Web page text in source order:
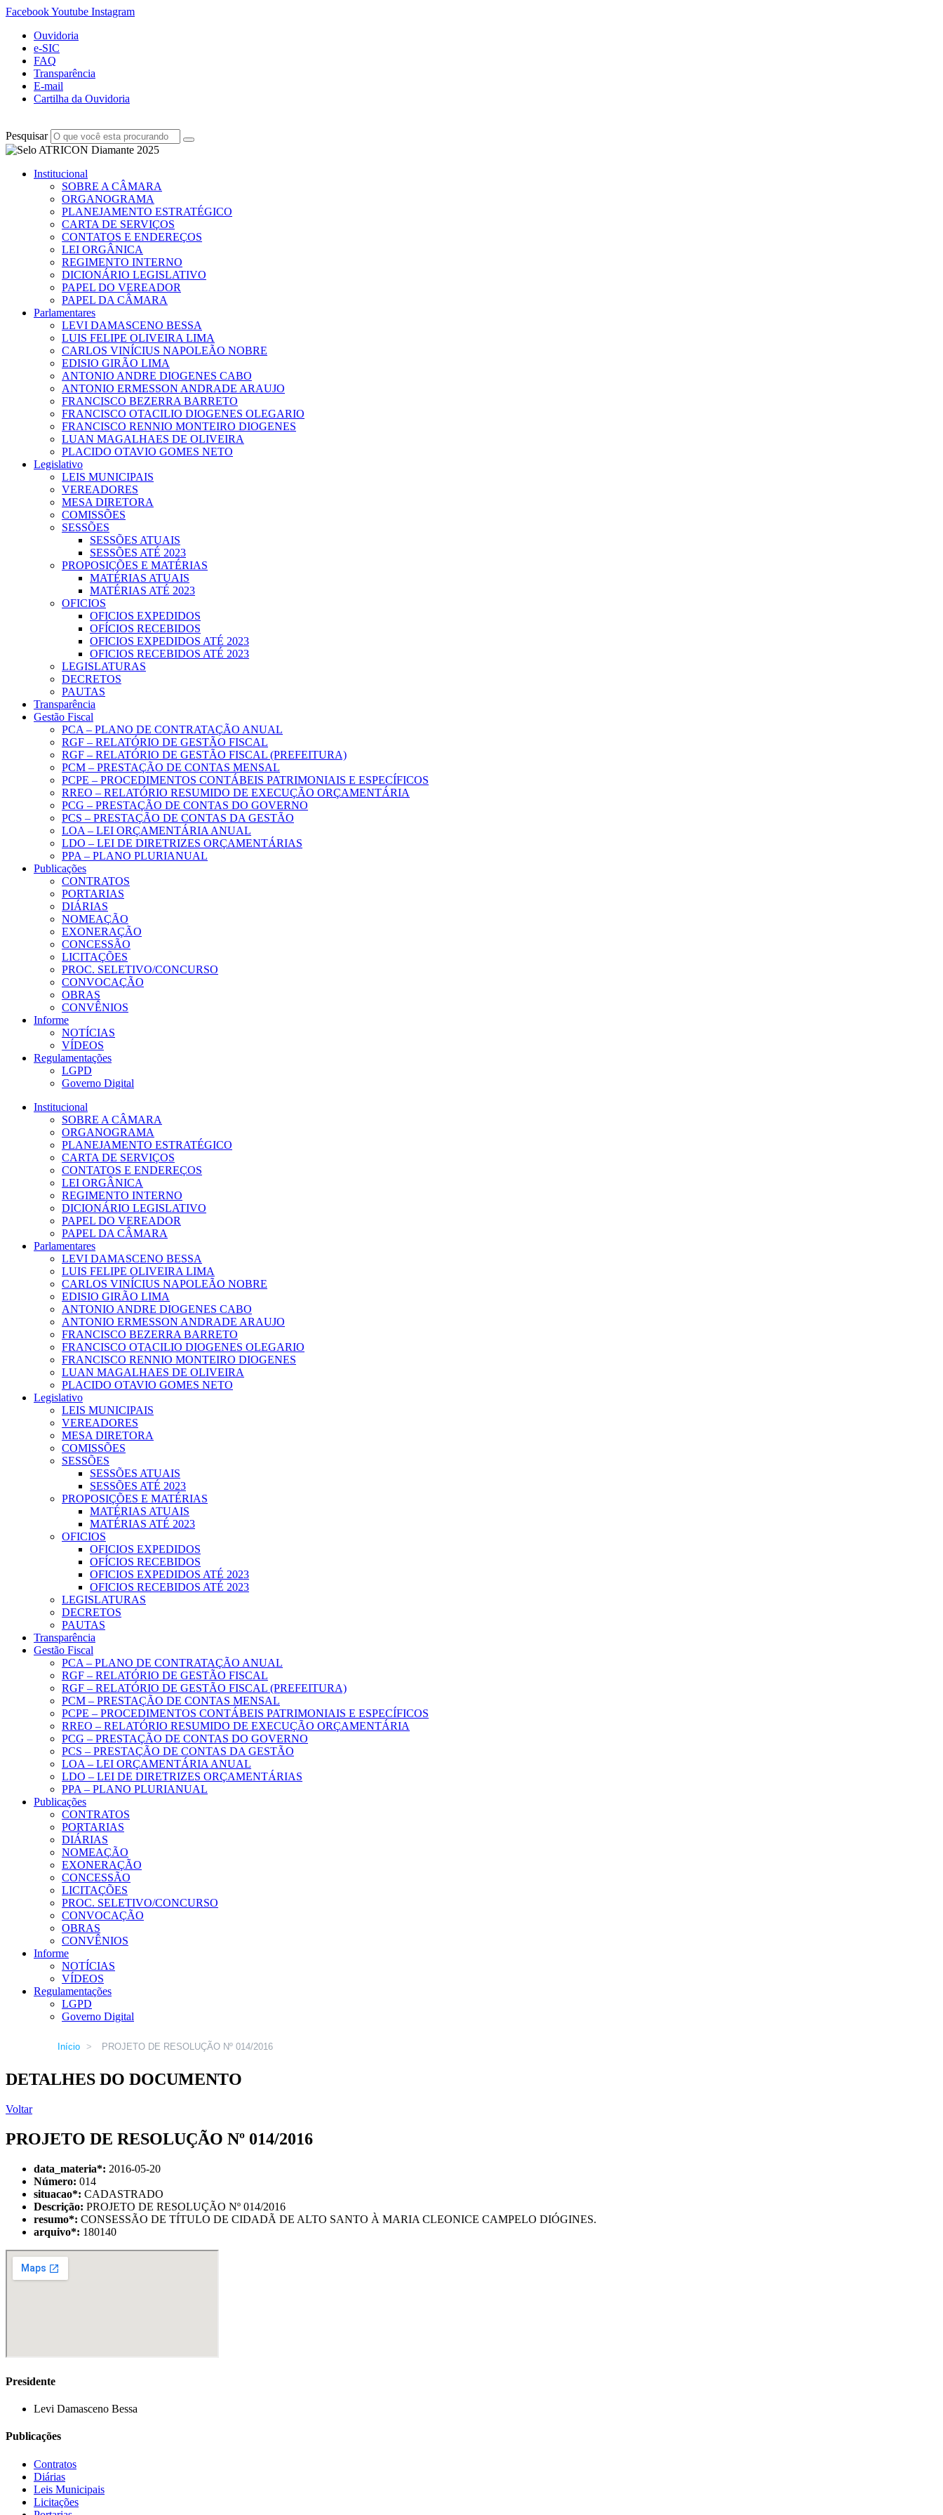
FacebookYoutube Instagram
Ouvidoria
e-SIC
FAQ
Transparência
E-mail
Cartilha da Ouvidoria
Pesquisar
Institucional
SOBRE A CÂMARA
ORGANOGRAMA
PLANEJAMENTO ESTRATÉGICO
CARTA DE SERVIÇOS
CONTATOS E ENDEREÇOS
LEI ORGÂNICA
REGIMENTO INTERNO
DICIONÁRIO LEGISLATIVO
PAPEL DO VEREADOR
PAPEL DA CÂMARA
Parlamentares
LEVI DAMASCENO BESSA
LUIS FELIPE OLIVEIRA LIMA
CARLOS VINÍCIUS NAPOLEÃO NOBRE
EDISIO GIRÃO LIMA
ANTONIO ANDRE DIOGENES CABO
ANTONIO ERMESSON ANDRADE ARAUJO
FRANCISCO BEZERRA BARRETO
FRANCISCO OTACILIO DIOGENES OLEGARIO
FRANCISCO RENNIO MONTEIRO DIOGENES
LUAN MAGALHAES DE OLIVEIRA
PLACIDO OTAVIO GOMES NETO
Legislativo
LEIS MUNICIPAIS
VEREADORES
MESA DIRETORA
COMISSÕES
SESSÕES
SESSÕES ATUAIS
SESSÕES ATÉ 2023
PROPOSIÇÕES E MATÉRIAS
MATÉRIAS ATUAIS
MATÉRIAS ATÉ 2023
OFICIOS
OFICIOS EXPEDIDOS
OFÍCIOS RECEBIDOS
OFICIOS EXPEDIDOS ATÉ 2023
OFICIOS RECEBIDOS ATÉ 2023
LEGISLATURAS
DECRETOS
PAUTAS
Transparência
Gestão Fiscal
PCA – PLANO DE CONTRATAÇÃO ANUAL
RGF – RELATÓRIO DE GESTÃO FISCAL
RGF – RELATÓRIO DE GESTÃO FISCAL (PREFEITURA)
PCM – PRESTAÇÃO DE CONTAS MENSAL
PCPE – PROCEDIMENTOS CONTÁBEIS PATRIMONIAIS E ESPECÍFICOS
RREO – RELATÓRIO RESUMIDO DE EXECUÇÃO ORÇAMENTÁRIA
PCG – PRESTAÇÃO DE CONTAS DO GOVERNO
PCS – PRESTAÇÃO DE CONTAS DA GESTÃO
LOA – LEI ORÇAMENTÁRIA ANUAL
LDO – LEI DE DIRETRIZES ORÇAMENTÁRIAS
PPA – PLANO PLURIANUAL
Publicações
CONTRATOS
PORTARIAS
DIÁRIAS
NOMEAÇÃO
EXONERAÇÃO
CONCESSÃO
LICITAÇÕES
PROC. SELETIVO/CONCURSO
CONVOCAÇÃO
OBRAS
CONVÊNIOS
Informe
NOTÍCIAS
VÍDEOS
Regulamentações
LGPD
Governo Digital
Institucional
SOBRE A CÂMARA
ORGANOGRAMA
PLANEJAMENTO ESTRATÉGICO
CARTA DE SERVIÇOS
CONTATOS E ENDEREÇOS
LEI ORGÂNICA
REGIMENTO INTERNO
DICIONÁRIO LEGISLATIVO
PAPEL DO VEREADOR
PAPEL DA CÂMARA
Parlamentares
LEVI DAMASCENO BESSA
LUIS FELIPE OLIVEIRA LIMA
CARLOS VINÍCIUS NAPOLEÃO NOBRE
EDISIO GIRÃO LIMA
ANTONIO ANDRE DIOGENES CABO
ANTONIO ERMESSON ANDRADE ARAUJO
FRANCISCO BEZERRA BARRETO
FRANCISCO OTACILIO DIOGENES OLEGARIO
FRANCISCO RENNIO MONTEIRO DIOGENES
LUAN MAGALHAES DE OLIVEIRA
PLACIDO OTAVIO GOMES NETO
Legislativo
LEIS MUNICIPAIS
VEREADORES
MESA DIRETORA
COMISSÕES
SESSÕES
SESSÕES ATUAIS
SESSÕES ATÉ 2023
PROPOSIÇÕES E MATÉRIAS
MATÉRIAS ATUAIS
MATÉRIAS ATÉ 2023
OFICIOS
OFICIOS EXPEDIDOS
OFÍCIOS RECEBIDOS
OFICIOS EXPEDIDOS ATÉ 2023
OFICIOS RECEBIDOS ATÉ 2023
LEGISLATURAS
DECRETOS
PAUTAS
Transparência
Gestão Fiscal
PCA – PLANO DE CONTRATAÇÃO ANUAL
RGF – RELATÓRIO DE GESTÃO FISCAL
RGF – RELATÓRIO DE GESTÃO FISCAL (PREFEITURA)
PCM – PRESTAÇÃO DE CONTAS MENSAL
PCPE – PROCEDIMENTOS CONTÁBEIS PATRIMONIAIS E ESPECÍFICOS
RREO – RELATÓRIO RESUMIDO DE EXECUÇÃO ORÇAMENTÁRIA
PCG – PRESTAÇÃO DE CONTAS DO GOVERNO
PCS – PRESTAÇÃO DE CONTAS DA GESTÃO
LOA – LEI ORÇAMENTÁRIA ANUAL
LDO – LEI DE DIRETRIZES ORÇAMENTÁRIAS
PPA – PLANO PLURIANUAL
Publicações
CONTRATOS
PORTARIAS
DIÁRIAS
NOMEAÇÃO
EXONERAÇÃO
CONCESSÃO
LICITAÇÕES
PROC. SELETIVO/CONCURSO
CONVOCAÇÃO
OBRAS
CONVÊNIOS
Informe
NOTÍCIAS
VÍDEOS
Regulamentações
LGPD
Governo Digital
Início > PROJETO DE RESOLUÇÃO Nº 014/2016
DETALHES DO DOCUMENTO
Voltar
PROJETO DE RESOLUÇÃO Nº 014/2016
data_materia*: 2016-05-20
Número: 014
situacao*: CADASTRADO
Descrição: PROJETO DE RESOLUÇÃO Nº 014/2016
resumo*: CONSESSÃO DE TÍTULO DE CIDADÃ DE ALTO SANTO À MARIA CLEONICE CAMPELO DIÓGINES.
arquivo*: 180140
Presidente
Levi Damasceno Bessa
Publicações
Contratos
Diárias
Leis Municipais
Licitações